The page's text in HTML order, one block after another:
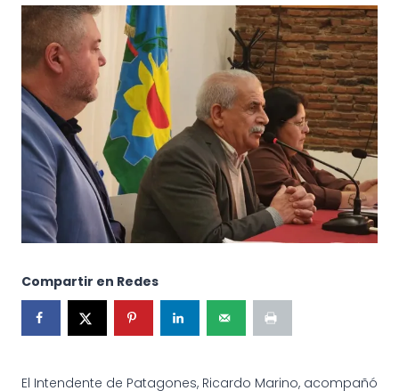
Compartir en Redes
El Intendente de Patagones, Ricardo Marino, acompañó